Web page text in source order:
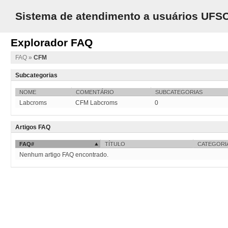
Sistema de atendimento a usuários
Explorador FAQ
FAQ » CFM
Subcategorias
NOME COMENTÁRIO SUBCATEGORIAS
Labcroms CFM Labcroms 0
Artigos FAQ
FAQ# TÍTULO
Nenhum artigo FAQ encontrado.